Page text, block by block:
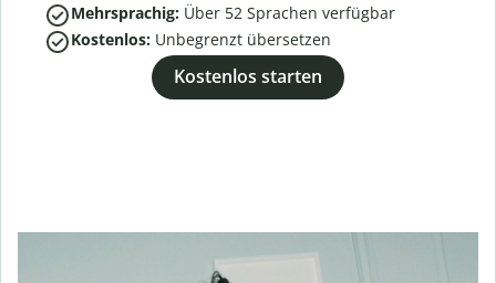
Mehrsprachig: Über 52 Sprachen verfügbar
Kostenlos: Unbegrenzt übersetzen
Kostenlos starten